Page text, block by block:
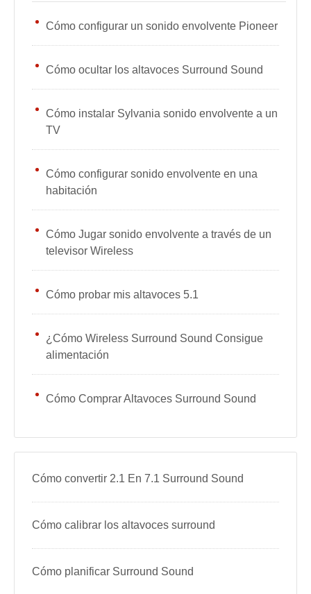
Cómo configurar un sonido envolvente Pioneer
Cómo ocultar los altavoces Surround Sound
Cómo instalar Sylvania sonido envolvente a un
TV
Cómo configurar sonido envolvente en una
habitación
Cómo Jugar sonido envolvente a través de un
televisor Wireless
Cómo probar mis altavoces 5.1
¿Cómo Wireless Surround Sound Consigue
alimentación
Cómo Comprar Altavoces Surround Sound
Cómo convertir 2.1 En 7.1 Surround Sound
Cómo calibrar los altavoces surround
Cómo planificar Surround Sound